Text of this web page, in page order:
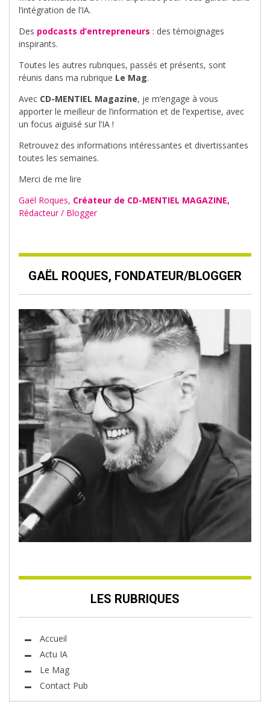
l’intégration de l’IA.
Des podcasts d’entrepreneurs : des témoignages
inspirants.
Toutes les autres rubriques, passés et présents, sont
réunis dans ma rubrique Le Mag.
Avec CD-MENTIEL Magazine, je m’engage à vous
apporter le meilleur de l’information et de l’expertise, avec
un focus aiguisé sur l’IA !
Retrouvez des informations intéressantes et divertissantes
toutes les semaines.
Merci de me lire
Gaël Roques, Créateur de CD-MENTIEL MAGAZINE,
Rédacteur / Blogger
GAËL ROQUES, FONDATEUR/BLOGGER
LES RUBRIQUES
Accueil
Actu IA
Le Mag
Contact Pub